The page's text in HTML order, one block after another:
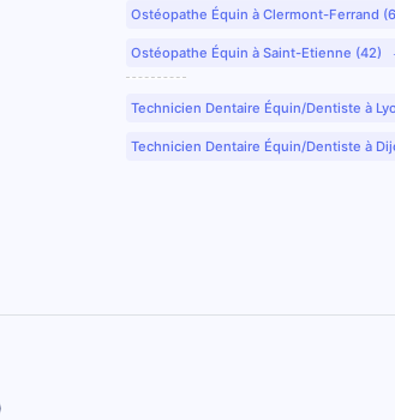
Ostéopathe Équin à Clermont-Ferrand
Ostéopathe Équin à Saint-Etienne (42)
Technicien Dentaire Équin/Dentiste à
Technicien Dentaire Équin/Dentiste à